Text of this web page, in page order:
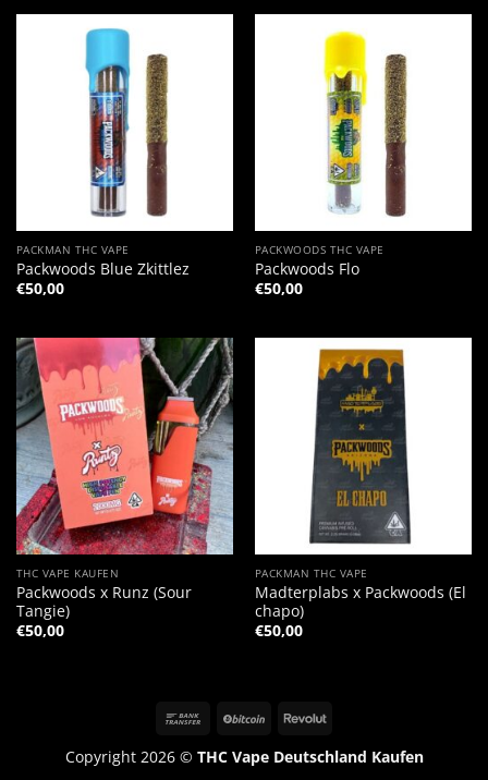
PACKMAN THC VAPE
Packwoods Blue Zkittlez
€50,00
PACKWOODS THC VAPE
Packwoods Flo
€50,00
THC VAPE KAUFEN
Packwoods x Runz (Sour
Tangie)
€50,00
PACKMAN THC VAPE
Madterplabs x Packwoods (El
chapo)
€50,00
Copyright 2026 © THC Vape Deutschland Kaufen